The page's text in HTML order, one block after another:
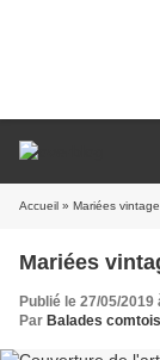
Accueil » Mariées vintage
Mariées
Publié le 27/05/2019
Par Balades